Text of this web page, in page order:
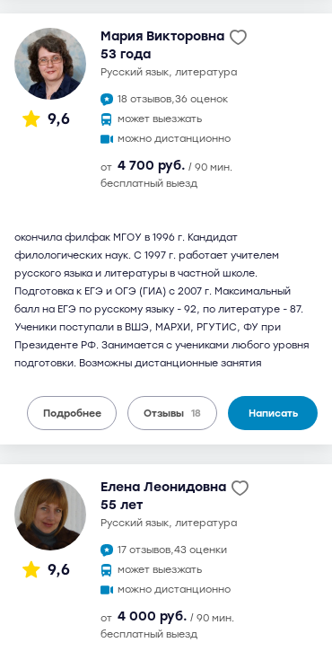
9,6
Мария Викторовна
53 года
русский язык, литература
18 отзывов,36 оценок
может выезжать
можно дистанционно
от 4 700 руб. / 90 мин.
бесплатный выезд
окончила филфак МГОУ в 1996 г. Кандидат
филологических наук. С 1997 г. работает учителем
русского языка и литературы в частной школе.
Подготовка к ЕГЭ и ОГЭ (ГИА) с 2007 г. Максимальный
балл на ЕГЭ по русскому языку - 92, по литературе - 87.
Ученики поступали в ВШЭ, МАРХИ, РГУТИС, ФУ при
Президенте РФ. Занимается с учениками любого уровня
подготовки. Возможны дистанционные занятия
Подробнее Отзывы 18 Написать
9,6
Елена Леонидовна
55 лет
русский язык, литература
17 отзывов,43 оценки
может выезжать
можно дистанционно
от 4 000 руб. / 90 мин.
бесплатный выезд